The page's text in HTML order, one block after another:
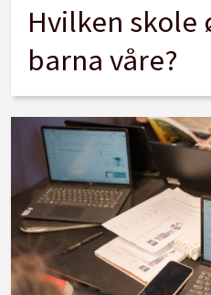
Hvilken skole
barna våre?